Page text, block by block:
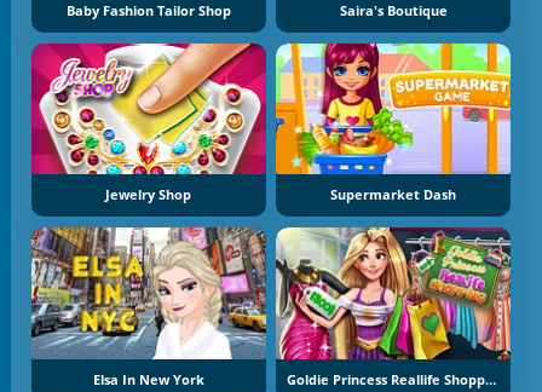
Baby Fashion Tailor Shop Saira's Boutique
Jewelry Shop Supermarket Dash
Elsa In New York Goldie Princess Reallife Shopping